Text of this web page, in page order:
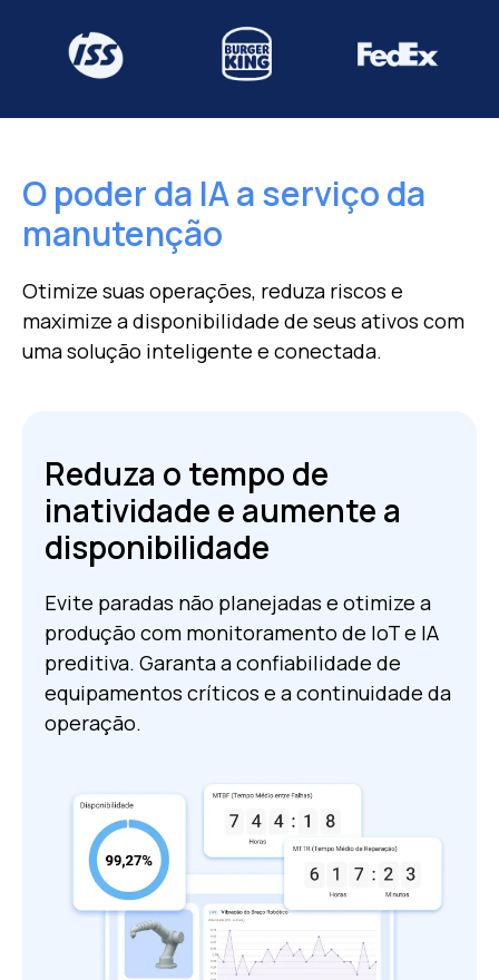
O poder da IA ​​a serviço da
manutenção
Otimize suas operações, reduza riscos e
maximize a disponibilidade de seus ativos com
uma solução inteligente e conectada.
Reduza o tempo de
inatividade e aumente a
disponibilidade
Evite paradas não planejadas e otimize a
produção com monitoramento de IoT e IA
preditiva. Garanta a confiabilidade de
equipamentos críticos e a continuidade da
operação.